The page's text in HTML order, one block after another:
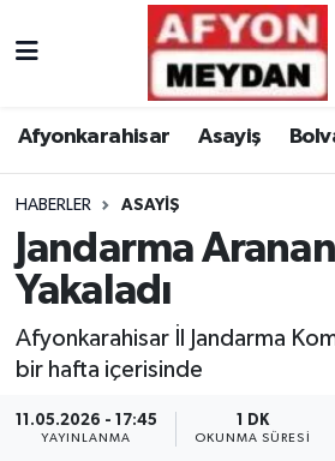
Afyonkarahisar Asayiş
HABERLER ASAYIŞ
Jandarma
Yakaladı
Afyonkarahisar İl Jandarma
bir hafta içerisinde
11.05.2026 - 17:45
YAYINLANMA
1 DK
OKUNMA SÜRESI
Nöbetçi Eczaneler
Trafik Durumu
Süper Lig Puan Durumu ve
Tüm Manşetler